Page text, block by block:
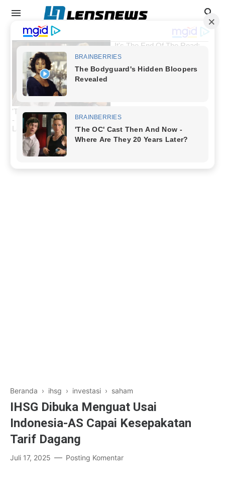
info
Tips Dan Trik
Beranda › ihsg › investasi › saham
IHSG Dibuka Menguat Usai
Indonesia-AS Capai Kesepakatan
Tarif Dagang
Juli 17, 2025 Posting Komentar